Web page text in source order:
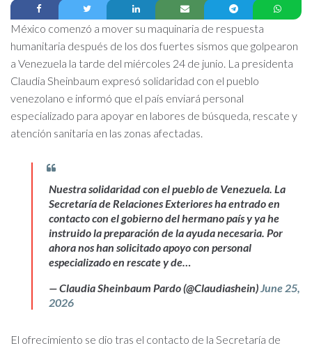
México comenzó a mover su maquinaria de respuesta
humanitaria después de los dos fuertes sismos que golpearon
a Venezuela la tarde del miércoles 24 de junio. La presidenta
Claudia Sheinbaum expresó solidaridad con el pueblo
venezolano e informó que el país enviará personal
especializado para apoyar en labores de búsqueda, rescate y
atención sanitaria en las zonas afectadas.
Nuestra solidaridad con el pueblo de Venezuela. La
Secretaría de Relaciones Exteriores ha entrado en
contacto con el gobierno del hermano país y ya he
instruido la preparación de la ayuda necesaria. Por
ahora nos han solicitado apoyo con personal
especializado en rescate y de…
— Claudia Sheinbaum Pardo (@Claudiashein)June 25,
2026
El ofrecimiento se dio tras el contacto de la Secretaría de